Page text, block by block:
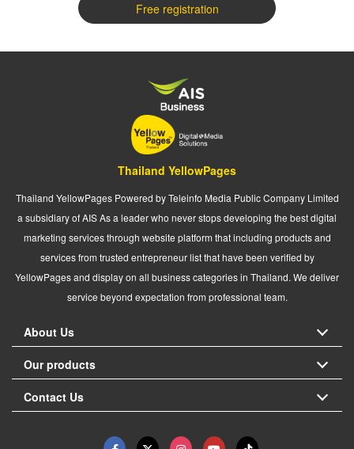
Free registration
Thailand YellowPages
Thailand YellowPages Powered by Teleinfo Media Public Company Limited
a subsidiary of AIS As a leader who never stops developing the best digital
marketing services through website platform that including products and
services from trusted entrepreneur list that have been verified by
YellowPages and display on all business categories in Thailand. We deliver
service beyond expectation from professional team.
About Us
Our products
Contact Us